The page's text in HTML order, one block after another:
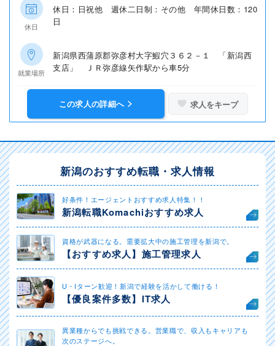
休日
休日：日祝他 週休二日制：その他 年間休日数：120
日
就業場所
新潟県西蒲原郡弥彦村大字鰕穴３６２－１ 「新潟西
支店」 ＪＲ弥彦線矢作駅から車5分
この求人の詳細へ 求人をキープ
新潟のおすすめ転職・求人情報
好条件！エージェントおすすめ求人特集！！
新潟転職Komachiおすすめ求人
資格が武器になる。需要拡大中の施工管理を新潟で。
【おすすめ求人】施工管理求人
U・Iターン歓迎！新潟で経験を活かして働ける！
【優良案件多数】IT求人
異業種からでも挑戦できる。営業職で、収入もキャリアも
次のステージへ。